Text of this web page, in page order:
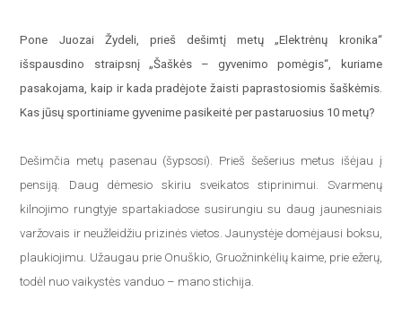
Pone Juozai Žydeli, prieš dešimtį metų „Elektrėnų kronika“
išspausdino straipsnį „Šaškės – gyvenimo pomėgis“, kuriame
pasakojama, kaip ir kada pradėjote žaisti paprastosiomis šaškėmis.
Kas jūsų sportiniame gyvenime pasikeitė per pastaruosius 10 metų?
Dešimčia metų pasenau (šypsosi). Prieš šešerius metus išėjau į
pensiją. Daug dėmesio skiriu sveikatos stiprinimui. Svarmenų
kilnojimo rungtyje spartakiadose susirungiu su daug jaunesniais
varžovais ir neužleidžiu prizinės vietos. Jaunystėje domėjausi boksu,
plaukiojimu. Užaugau prie Onuškio, Gruožninkėlių kaime, prie ežerų,
todėl nuo vaikystės vanduo – mano stichija.